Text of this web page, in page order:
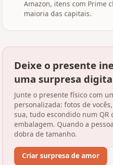
Amazon, itens com Prime
maioria das capitais.
Deixe o presente
uma surpresa
Junte o presente físico com
personalizada: fotos de
sua, tudo escondido num QR
embalagem. Quando a
dobra de tamanho.
Criar surpresa de amor